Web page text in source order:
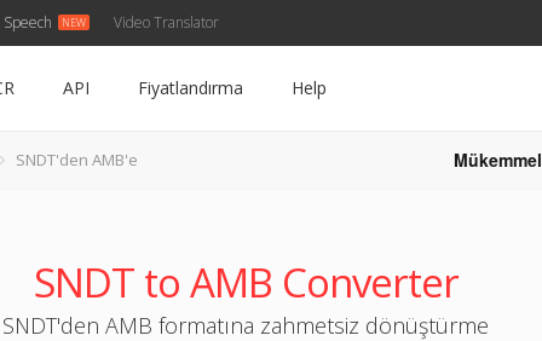
Video Translator
API Fiyatlandırma Help
SNDT'den AMB'e Mükemmel
SNDT to AMB Converter
SNDT'den AMB formatına zahmetsiz dönüştürme